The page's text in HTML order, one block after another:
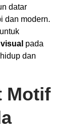
datar
dan modern.
pada
dan
Motif